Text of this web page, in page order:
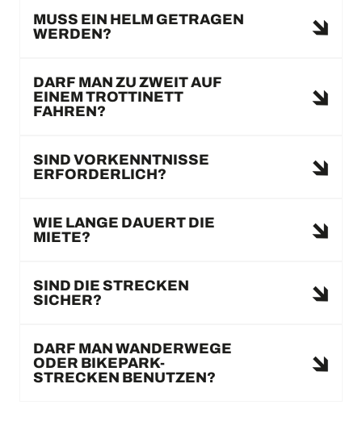
MUSS EIN HELM GETRAGEN
WERDEN?
DARF MAN ZU ZWEIT AUF
EINEM TROTTINETT
FAHREN?
SIND VORKENNTNISSE
ERFORDERLICH?
WIE LANGE DAUERT DIE
MIETE?
SIND DIE STRECKEN
SICHER?
DARF MAN WANDERWEGE
ODER BIKEPARK-
STRECKEN BENUTZEN?